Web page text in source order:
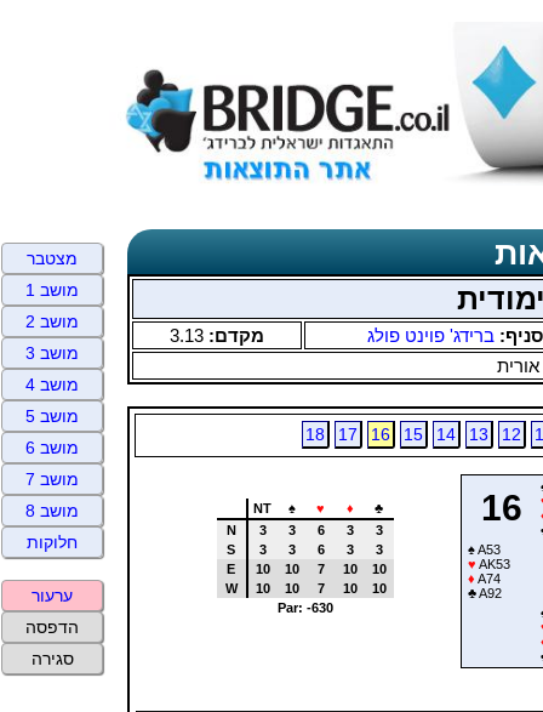
סניף: ברידג' פוינט פולג מקדם: 3.13
אורית
12
13
14
15
16
17
18
16
♠A53
♥ AK53
♦ A74
♣A92
NT ♠ ♥ ♦
♣
N
3 3 6 3
3
S
3 3 6 3
3
E
10 10 7 10
10
W
10 10 7 10
10
Par: -630
מצטבר
מושב 1
מושב 2
מושב 3
מושב 4
מושב 5
מושב 6
מושב 7
מושב 8
חלוקות
ערעור
הדפסה
סגירה